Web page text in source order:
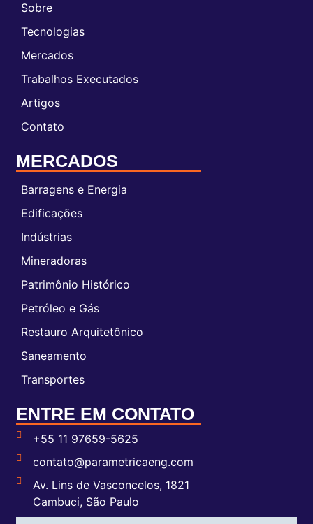
Sobre
Tecnologias
Mercados
Trabalhos Executados
Artigos
Contato
MERCADOS
Barragens e Energia
Edificações
Indústrias
Mineradoras
Patrimônio Histórico
Petróleo e Gás
Restauro Arquitetônico
Saneamento
Transportes
ENTRE EM CONTATO
+55 11 97659-5625
contato@parametricaeng.com
Av. Lins de Vasconcelos, 1821
Cambuci, São Paulo